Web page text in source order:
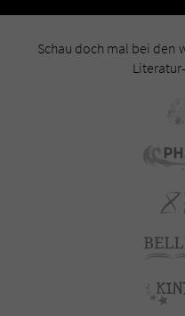
Schau doch mal bei den